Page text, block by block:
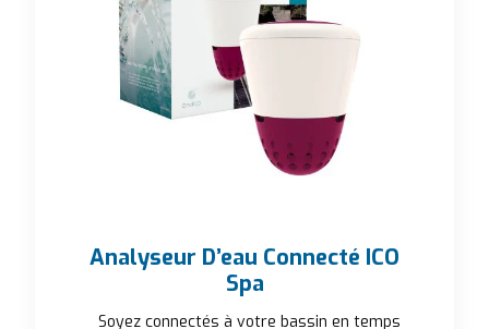
Analyseur D’eau Connecté ICO
Spa
Soyez connectés à votre bassin en temps